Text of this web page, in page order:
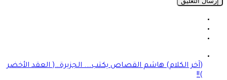
(آخر الكلام) هاشم القصاص يكتب…. الجزيرة…( العقد الأخضر
)!!